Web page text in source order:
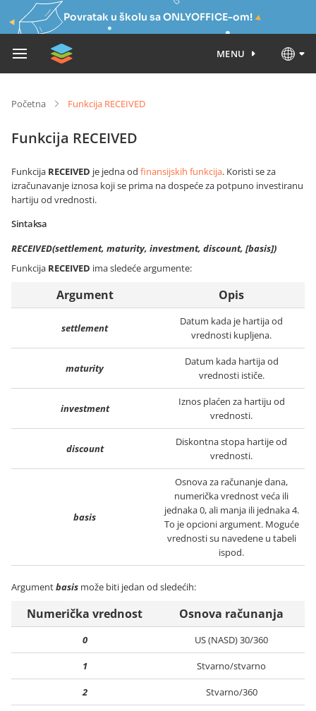
Povratak u školu sa ONLYOFFICE-om!
MENU
Početna Funkcija RECEIVED
Funkcija RECEIVED
Funkcija RECEIVED je jedna od finansijskih funkcija. Koristi se za
izračunavanje iznosa koji se prima na dospeće za potpuno investiranu
hartiju od vrednosti.
Sintaksa
RECEIVED(settlement, maturity, investment, discount, [basis])
Funkcija RECEIVED ima sledeće argumente:
Argument Opis
settlement
Datum kada je hartija od
vrednosti kupljena.
maturity
Datum kada hartija od
vrednosti ističe.
investment
Iznos plaćen za hartiju od
vrednosti.
discount
Diskontna stopa hartije od
vrednosti.
basis
Osnova za računanje dana,
numerička vrednost veća ili
jednaka 0, ali manja ili jednaka 4.
To je opcioni argument. Moguće
vrednosti su navedene u tabeli
ispod.
Argumentbasis može biti jedan od sledećih:
Numerička vrednost Osnova računanja
0 US (NASD) 30/360
1 Stvarno/stvarno
2 Stvarno/360